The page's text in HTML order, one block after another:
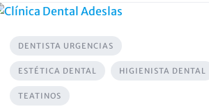
DENTISTA URGENCIAS
ESTÉTICA DENTAL HIGIENISTA DENTAL
TEATINOS